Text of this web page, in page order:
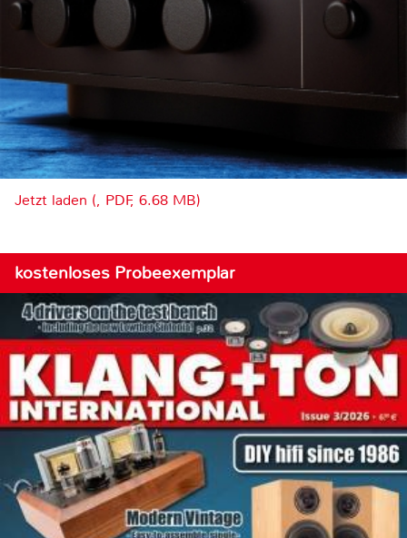
Jetzt laden (, PDF, 6.68 MB)
kostenloses Probeexemplar